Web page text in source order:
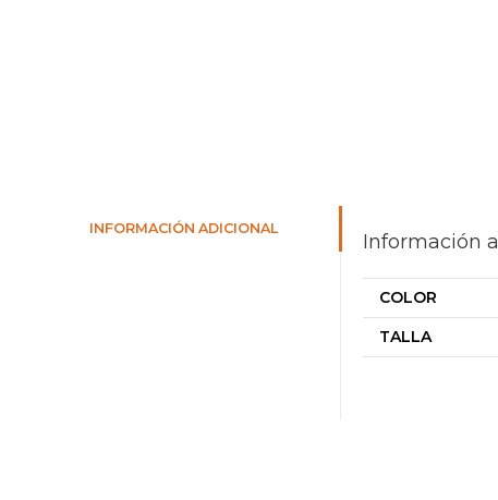
INFORMACIÓN ADICIONAL
Información
COLOR
TALLA